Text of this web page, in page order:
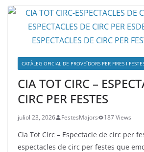
CATÀLEG OFICIAL DE PROVEÏDORS PER FIRES I
CIA TOT CIRC –
CIRC PER FESTES
juliol 23, 2026 FestesMajors 187 Views
Cia Tot Circ – Espectacle de circ per
espectacles de circ per festes que